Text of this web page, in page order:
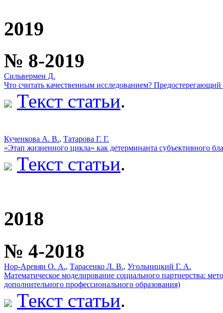
2019
№ 8-2019
Сильвермен Д.
Что считать качественным исследованием?
Текст статьи.
Кученкова А. В., Татарова Г. Г.
«Этап жизненного цикла» как детерминанта субъективного
Текст статьи.
2018
№ 4-2018
Нор-Аревян О. А., Тарасенко Л. В., Угольницкий Г. А.
Математическое моделирование социального партнерства:
дополнительного профессионального образования)
Текст статьи.